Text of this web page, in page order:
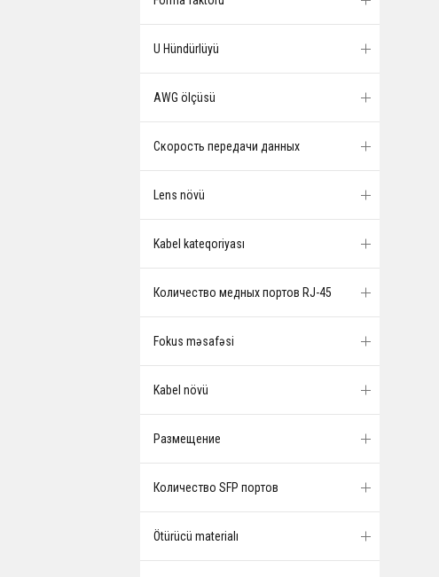
U Hündürlüyü
AWG ölçüsü
Скорость передачи данных
Lens növü
Kabel kateqoriyası
Количество медных портов RJ-45
Fokus məsafəsi
Kabel növü
Размещение
Количество SFP портов
Ötürücü materialı